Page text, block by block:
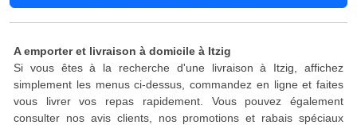
A emporter et livraison à domicile à Itzig
Si vous êtes à la recherche d'une livraison à Itzig, affichez
simplement les menus ci-dessus, commandez en ligne et faites
vous livrer vos repas rapidement. Vous pouvez également
consulter nos avis clients, nos promotions et rabais spéciaux